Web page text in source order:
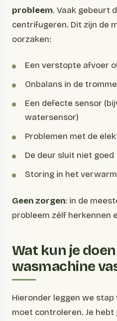
probleem. Vaak gebeurt
centrifugeren. Dit zijn de
oorzaken:
Een verstopte afvoer
Onbalans in de
Een defecte sensor
watersensor)
Problemen met de
De deur sluit niet goed
Storing in het
Geen zorgen: in de
probleem zélf herkennen
Wat kun je
wasmachine
Hieronder leggen we
moet controleren. Je